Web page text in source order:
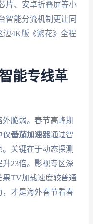
片、安卓折叠屏等小
智能分流机制更让同
边4K版《繁花》全程
能专线革
脆弱。春节高峰期
仅番茄加速器通过智
关键在于动态探测
23倍。影视专区深
果TV加载速度较普通
，才是海外春节看春